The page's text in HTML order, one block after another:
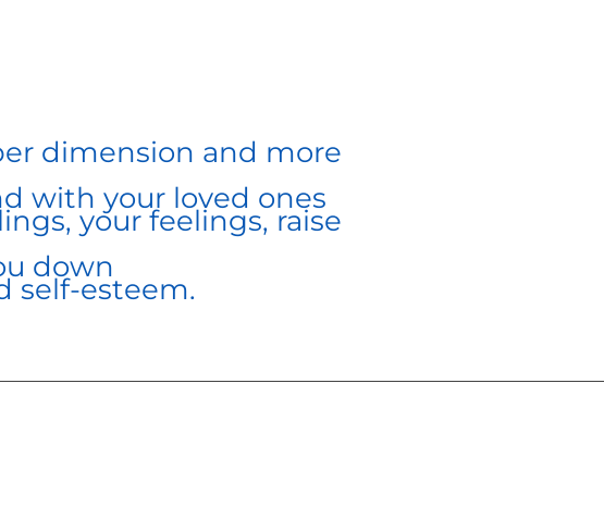
dimension and more
with your loved ones
your feelings, raise
down
self-esteem.